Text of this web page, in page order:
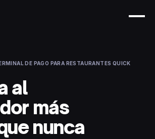
DE PAGO PARA RESTAURANTES QUICK
al
más
nunca